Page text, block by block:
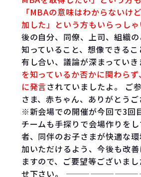
「MBAの意味はわからないけ
加した」という方もいらっしゃ
後の自分、同僚、上司、組織
知っていること、想像できる
有し合い、議論が深まっていき
を知っているか否かに関わら
に発言されていましたよ。 ご
さま、赤ちゃん、ありがとうご
※新会場での開催が今回で3回
チームも手探りで会場作りを
者、同伴のお子さまが快適な
加いただけるよう、今後も改
ますので、ご要望等ございま
せ下さい。 ——————————